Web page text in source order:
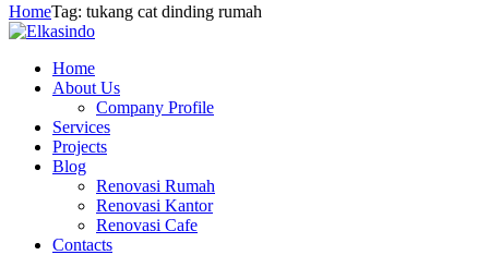
HomeTag: tukang cat dinding rumah
Home
About Us
Company Profile
Services
Projects
Blog
Renovasi Rumah
Renovasi Kantor
Renovasi Cafe
Contacts